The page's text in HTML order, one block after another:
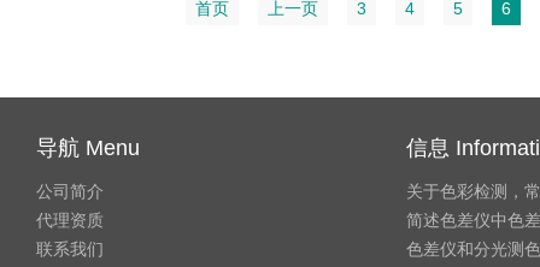
首页 上一页 3 4 5 6
导航 Menu
公司简介
代理资质
联系我们
信息
关于色彩检测，
简述色差仪中色
色差仪和分光测